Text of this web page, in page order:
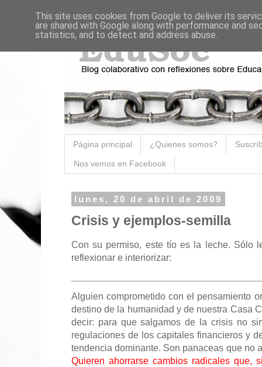
Página principal ¿Quienes somos?
Nos vemos en Facebook
lunes, 20 de abril de 2009
Crisis y ejemplos-semilla
Con su permiso, este tío es la leche. Sólo
reflexionar e interiorizar:
Alguien comprometido con el pensamiento
destino de la humanidad y de nuestra Casa
decir: para que salgamos de la crisis no
regulaciones de los capitales financieros y
tendencia dominante. Son panaceas que no
Quieren ahorrarse cambios radicales que,
This site uses cookies from Google to deliver its
are shared with Google along with performance and
statistics, and to detect and address abuse.